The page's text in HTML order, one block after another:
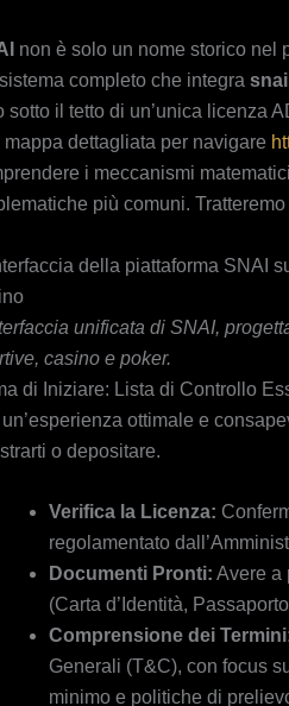
non è solo un nome storico nel
completo che integra
sotto il tetto di un’unica licenza
mappa dettagliata per navigare
i meccanismi
più comuni.
unificata di SNAI,
casino e poker.
di Iniziare: Lista di Controllo
un’esperienza ottimale e
o depositare.
Verifica la Licenza:
regolamentato
Documenti Pronti: Avere a
(Carta d’Identità,
Comprensione dei
Generali (T&C), con focus
minimo e politiche di